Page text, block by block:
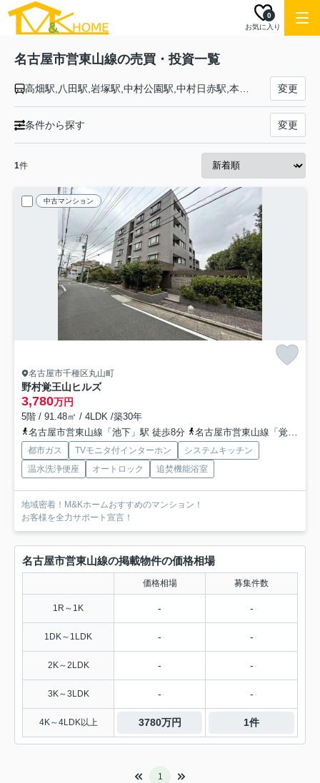
お気に入り
0
名古屋市営東山線の売買・投資一覧
変更
条件から探す 変更
1件
中古マンション
名古屋市千種区丸山町
野村覚王山ヒルズ
3,780万円
5階 / 91.48㎡ / 4LDK /築30年
名古屋市営東山線「池下」駅 徒歩8分
名古屋市営東山線「覚王山」駅 徒歩9分
都市ガス TVモニタ付インターホン
システムキッチン
温水洗浄便座
オートロック 追焚機能浴室
地域密着！M&Kホームおすすめのマンション！
お客様を全力サポート宣言！
名古屋市営東山線の掲載物件の価格相場
価格相場 募集件数
1R～1K - -
1DK～1LDK - -
2K～2LDK - -
3K～3LDK - -
4K～4LDK以上 3780万円 1件
1